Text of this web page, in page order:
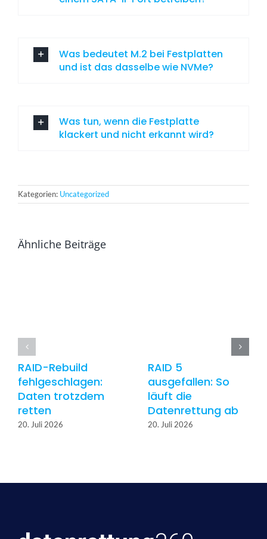
Was bedeutet M.2 bei Festplatten
und ist das dasselbe wie NVMe?
Was tun, wenn die Festplatte
klackert und nicht erkannt wird?
Kategorien: Uncategorized
Ähnliche Beiträge
RAID-Rebuild
fehlgeschlagen:
Daten trotzdem
retten
20. Juli 2026
RAID 5
ausgefallen: So
läuft die
Datenrettung ab
20. Juli 2026